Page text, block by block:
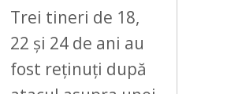
Trei tineri de 18,
22 și 24 de ani au
fost reținuți după